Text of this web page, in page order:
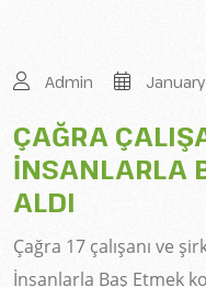
Admin
ÇAĞRA
İNSANLARLA
ALDI
Çağra 17 çalışanı ve
İnsanlarla Baş Etmek